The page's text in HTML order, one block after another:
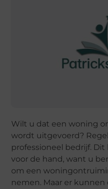
Wilt u dat een woning
wordt uitgevoerd?
professioneel bedrijf.
voor de hand, want u
om een
nemen. Maar er